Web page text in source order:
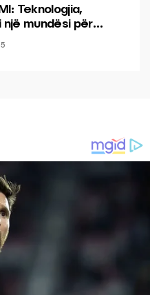
Teknologjia,
një mundësi për